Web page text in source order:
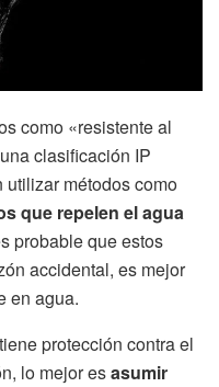
como «resistente al
clasificación IP
métodos como
que repelen el agua
probable que estos
accidental, es mejor
en agua.
protección contra el
lo mejor esasumir